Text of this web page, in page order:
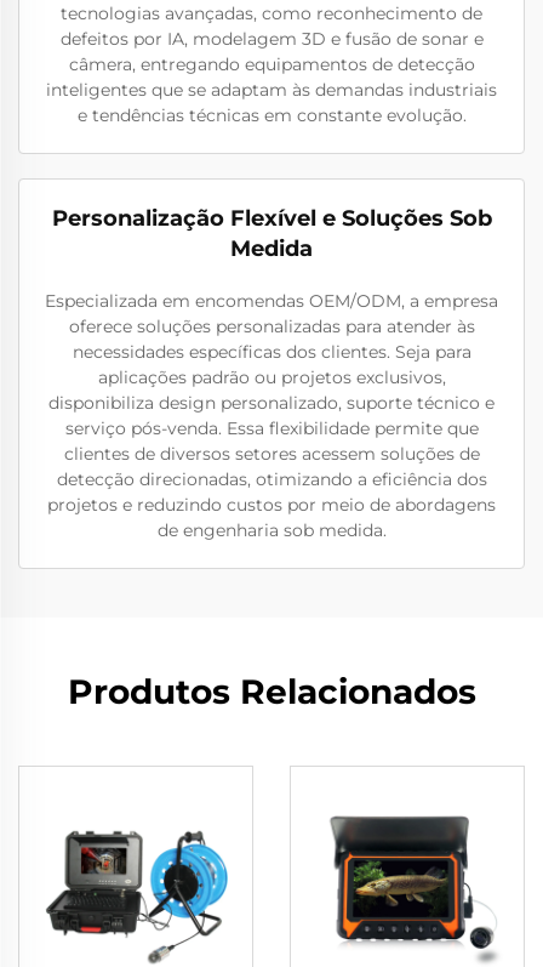
tecnologias avançadas, como reconhecimento de
defeitos por IA, modelagem 3D e fusão de sonar e
câmera, entregando equipamentos de detecção
inteligentes que se adaptam às demandas industriais
e tendências técnicas em constante evolução.
Personalização Flexível e Soluções Sob
Medida
Especializada em encomendas OEM/ODM, a empresa
oferece soluções personalizadas para atender às
necessidades específicas dos clientes. Seja para
aplicações padrão ou projetos exclusivos,
disponibiliza design personalizado, suporte técnico e
serviço pós-venda. Essa flexibilidade permite que
clientes de diversos setores acessem soluções de
detecção direcionadas, otimizando a eficiência dos
projetos e reduzindo custos por meio de abordagens
de engenharia sob medida.
Produtos Relacionados